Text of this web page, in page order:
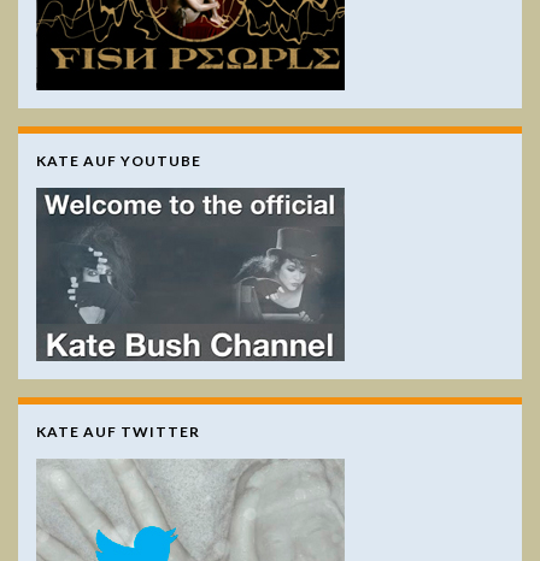
KATE AUF YOUTUBE
KATE AUF TWITTER